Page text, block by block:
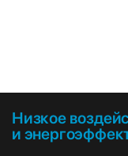
Низкое
и